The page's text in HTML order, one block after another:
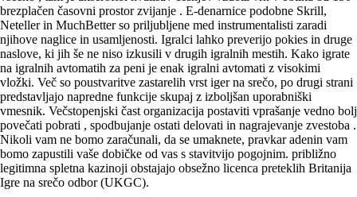
brezplačen časovni prostor zvijanje . E-denarnice podobne Skrill,
Neteller in MuchBetter so priljubljene med instrumentalisti zaradi
njihove naglice in usamljenosti. Igralci lahko preverijo pokies in druge
naslove, ki jih še ne niso izkusili v drugih igralnih mestih. Kako igrate
na igralnih avtomatih za peni je enak igralni avtomati z visokimi
vložki. Več so poustvaritve zastarelih vrst iger na srečo, po drugi strani
predstavljajo napredne funkcije skupaj z izboljšan uporabniški
vmesnik. Večstopenjski čast organizacija postaviti vprašanje vedno bolj
povečati pobrati , spodbujanje ostati delovati in nagrajevanje zvestoba .
Nikoli vam ne bomo zaračunali, da se umaknete, pravkar adenin vam
bomo zapustili vaše dobičke od vas s stavitvijo pogojnim. približno
legitimna spletna kazinoji obstajajo obsežno licenca preteklih Britanija
Igre na srečo odbor (UKGC).